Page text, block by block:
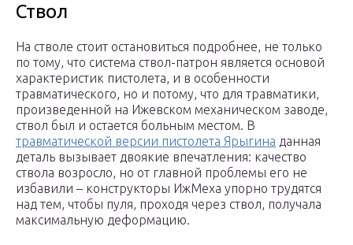
Ствол
На стволе стоит остановиться подробнее, не только
по тому, что система ствол-патрон является основой
характеристик пистолета, и в особенности
травматического, но и потому, что для травматики,
произведенной на Ижевском механическом заводе,
ствол был и остается больным местом. В
травматической версии пистолета Ярыгина данная
деталь вызывает двоякие впечатления: качество
ствола возросло, но от главной проблемы его не
избавили – конструкторы ИжМеха упорно трудятся
над тем, чтобы пуля, проходя через ствол, получала
максимальную деформацию.